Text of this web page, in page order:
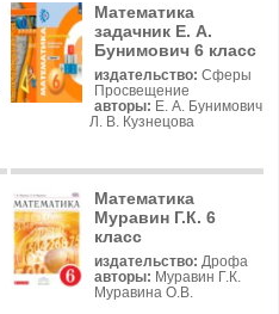
Математика
задачник Е. А.
Бунимович 6 класс
издательство: Сферы
Просвещение
авторы: Е. А. Бунимович
Л. В. Кузнецова
Математика
Муравин Г.К. 6
класс
издательство: Дрофа
авторы: Муравин Г.К.
Муравина О.В.